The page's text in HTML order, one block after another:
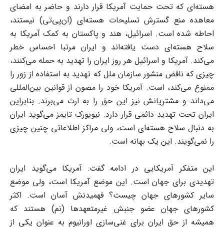
هسته‌ای که تحت حمایت آمریکا قرار دارند و حاضر به امضای
معاهده منع گسترش تسلیحات هسته‌ای (ان‌پی‌تی) نیستند،
احاطه شده است. اسرائیل، هند و پاکستان به کمک آمریکا به
سلاح هسته‌ای دست یافته‌اند و ایران مرتبا احساس خطر
می‌کند. آمریکا و اسرائیل هر روز ایران را تهدید به حمله می‌کنند،
چیزی که ناقض منشور سازمان ملل که تهدید به استفاده از زور را
ممنوع می‌کند، است. آمریکا خود را مصون از قوانین بین‌المللی
می‌داند و مشتریانش نیز این حق را به ارث می‌برند. بنابراین
ایران تحت تهدید دائمی قرار دارد. نیویورک تایمز می‌گوید ایران
به دنبال سلاح هسته‌ای است، ولی مراکز اطلاعاتی چنین چیزی
را نمی‌گویند. این یک بهانه است.
این متفکر آمریکایی در ادامه گفت: آمریکا می‌گوید ایران
تهدیدی برای جهان است. این موضع آمریکا است، ولی موضع
سایر کشورهای جهان چیست؟ فهمیدنش آسان است. اکثر
کشورهای جهان عضو جنبش غیرمتعهد‌ها (نم) هستند که
همیشه از حق ایران برای غنی‌سازی اورانیوم به عنوان یکی از